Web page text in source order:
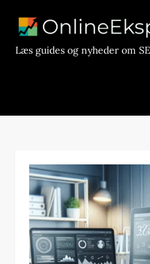
contentLæs guides og nyheder om